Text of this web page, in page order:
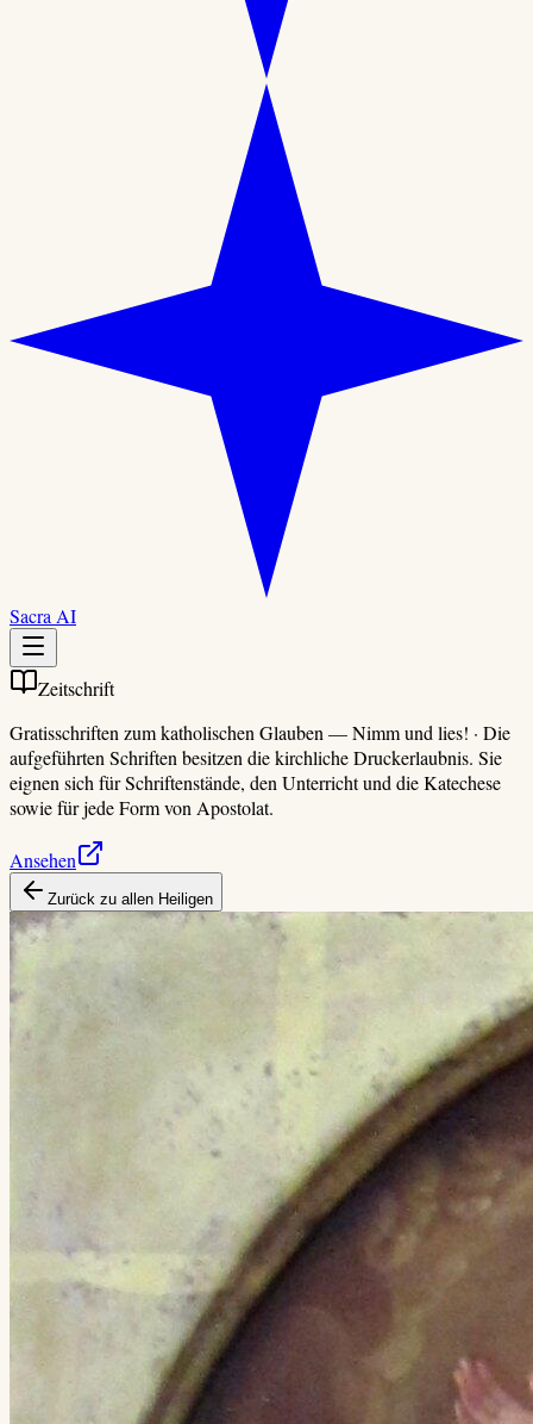
Sacra AI
Zeitschrift
Gratisschriften zum katholischen Glauben —Nimm und lies! · Die
aufgeführten Schriften besitzen die kirchliche Druckerlaubnis. Sie
eignen sich für Schriftenstände, den Unterricht und die Katechese
sowie für jede Form von Apostolat.
Ansehen
Zurück zu allen Heiligen